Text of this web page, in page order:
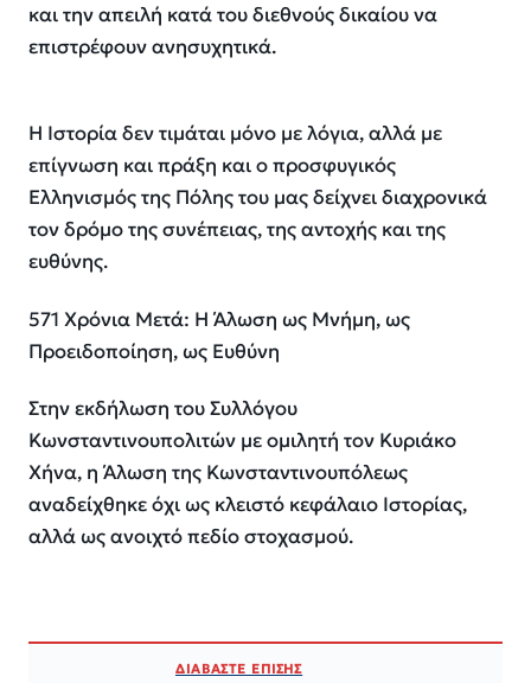
και την απειλή κατά του διεθνούς δικαίου να
επιστρέφουν ανησυχητικά.
Η Ιστορία δεν τιμάται μόνο με λόγια, αλλά με
επίγνωση και πράξη και ο προσφυγικός
Ελληνισμός της Πόλης του μας δείχνει διαχρονικά
τον δρόμο της συνέπειας, της αντοχής και της
ευθύνης.
571 Χρόνια Μετά: Η Άλωση ως Μνήμη, ως
Προειδοποίηση, ως Ευθύνη
Στην εκδήλωση του Συλλόγου
Κωνσταντινουπολιτών με ομιλητή τον Κυριάκο
Χήνα, η Άλωση της Κωνσταντινουπόλεως
αναδείχθηκε όχι ως κλειστό κεφάλαιο Ιστορίας,
αλλά ως ανοιχτό πεδίο στοχασμού.
ΔΙΑΒΑΣΤΕ ΕΠΙΣΗΣ